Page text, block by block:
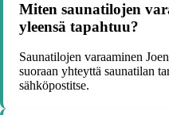
Miten saunatilojen
yleensä tapahtuu?
Saunatilojen varaaminen
suoraan yhteyttä saunatilan
sähköpostitse.